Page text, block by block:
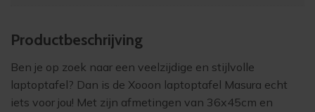
Product­beschrijving
Ben je op zoek naar een veelzijdige en stijlvolle
laptoptafel? Dan is de Xooon laptoptafel Masura echt
iets voor jou! Met zijn afmetingen van 36x45cm en